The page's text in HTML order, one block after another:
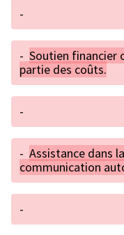
-
- Soutien financier
partie des coûts.
-
- Assistance dans
communication
-